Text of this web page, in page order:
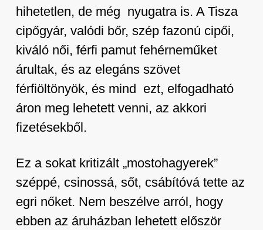
hihetetlen, de még nyugatra is. A Tisza
cipőgyár, valódi bőr, szép fazonú cipői,
kiváló női, férfi pamut fehérneműket
árultak, és az elegáns szövet
férfiöltönyök, és mind ezt, elfogadható
áron meg lehetett venni, az akkori
fizetésekből.
Ez a sokat kritizált „mostohagyerek”
széppé, csinossá, sőt, csábítóvá tette az
egri nőket. Nem beszélve arról, hogy
ebben az áruházban lehetett először